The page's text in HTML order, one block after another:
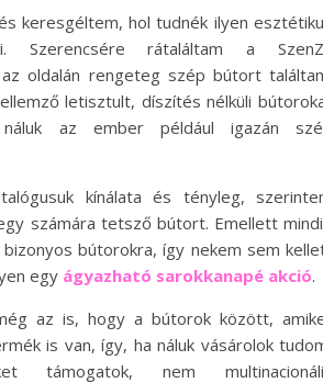
keresgéltem, hol tudnék ilyen
Szerencsére rátaláltam a
az oldalán rengeteg szép bútort
letisztult, díszítés nélküli
az ember például igazán
kínálata és tényleg,
számára tetsző bútort. Emellett
bútorokra, így nekem sem
egy ágyazható sarokkanapé akció.
az is, hogy a bútorok között,
is van, így, ha náluk vásárolok
támogatok, nem